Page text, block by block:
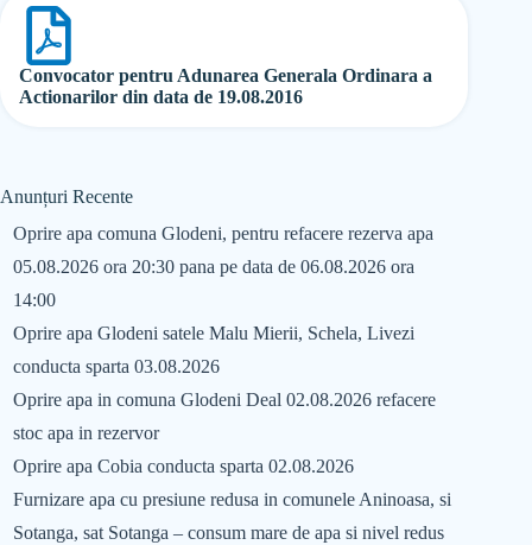
Convocator pentru Adunarea Generala Ordinara a
Actionarilor din data de 19.08.2016
Anunțuri Recente
Oprire apa comuna Glodeni, pentru refacere rezerva apa
05.08.2026 ora 20:30 pana pe data de 06.08.2026 ora
14:00
Oprire apa Glodeni satele Malu Mierii, Schela, Livezi
conducta sparta 03.08.2026
Oprire apa in comuna Glodeni Deal 02.08.2026 refacere
stoc apa in rezervor
Oprire apa Cobia conducta sparta 02.08.2026
Furnizare apa cu presiune redusa in comunele Aninoasa, si
Sotanga, sat Sotanga – consum mare de apa si nivel redus